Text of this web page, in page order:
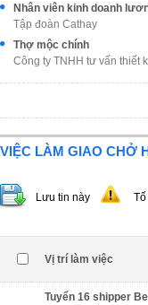
Nhân viên kinh doanh
Tập đoàn Cathay
Thợ mộc chính
Công ty TNHH tư vấn thiết
VIỆC LÀM GIAO CHỞ
Lưu tin này
Vị trí làm việc
Tuyển 16 shipper